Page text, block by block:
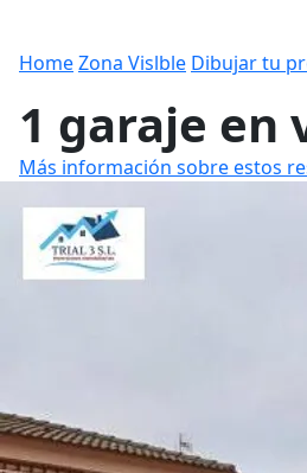
HomeZona Vislble Dibujar tu
1 garaje en
Más información sobre estos